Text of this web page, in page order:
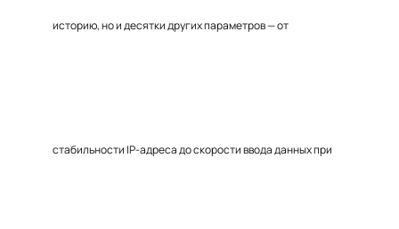
историю, но и десятки других параметров — от
стабильности IP-адреса до скорости ввода данных при